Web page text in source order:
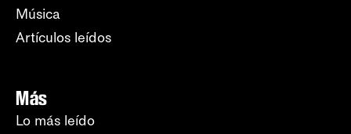
Música
Artículos leídos
Más
Lo más leído